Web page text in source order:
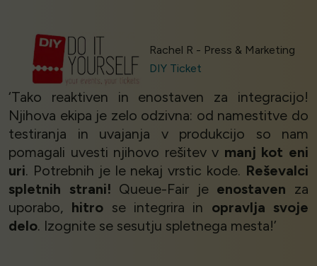
Rachel R - Press & Marketing
DIY Ticket
‘Tako reaktiven in enostaven za integracijo!
Njihova ekipa je zelo odzivna: od namestitve do
testiranja in uvajanja v produkcijo so nam
pomagali uvesti njihovo rešitev v manj kot eni
uri. Potrebnih je le nekaj vrstic kode. Reševalci
spletnih strani! Queue-Fair je enostaven za
uporabo, hitro se integrira in opravlja svoje
delo. Izognite se sesutju spletnega mesta!’